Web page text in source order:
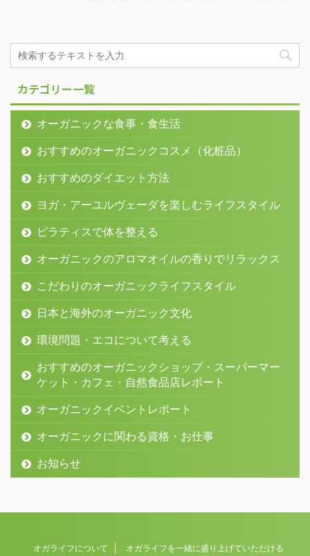
カテゴリー一覧
オーガニックな食事・食生活
おすすめのオーガニックコスメ（化粧品）
おすすめのダイエット方法
ヨガ・アーユルヴェーダを楽しむライフスタイル
ピラティスで体を整える
オーガニックのアロマオイルの香りでリラックス
こだわりのオーガニックライフスタイル
日本と海外のオーガニック文化
環境問題・エコについて考える
おすすめのオーガニックショップ・スーパーマー
ケット・カフェ・自然食品店レポート
オーガニックイベントレポート
オーガニックに関わる資格・お仕事
お知らせ
オガライフについて
オガライフを一緒に盛り上げていただける